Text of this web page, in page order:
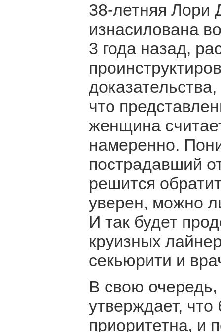
38-летняя Лори
изнасилована
3 года назад,
что
женщина
намеренно.
пострадавший
решится
уверен, можно
И так будет
круизных
секьюрити и
В свою очередь,
утверждает, что
приоритетна, и